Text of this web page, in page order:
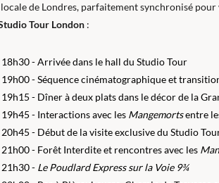
de Londres, parfaitement synchronisé
Tour London :
18h30 - Arrivée dans le hall du Studio Tour
19h00 - Séquence cinématographique et
19h15 - Dîner à deux plats dans le décor de la
19h45 - Interactions avec les Mangemortsentre
20h45 - Début de la visite exclusive du Studio
21h00 - Forêt Interdite et rencontres avec les
21h30 - Le Poudlard Express sur la Voie 9¾